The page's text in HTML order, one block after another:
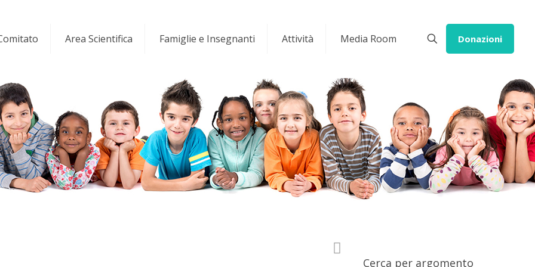
Area Scientifica Famiglie e Insegnanti Attività Media Room Donazioni
Cerca per argomento